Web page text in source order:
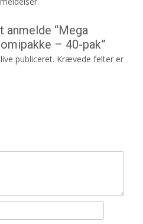
“Mega
– 40-pak”
publiceret. Krævede felter er